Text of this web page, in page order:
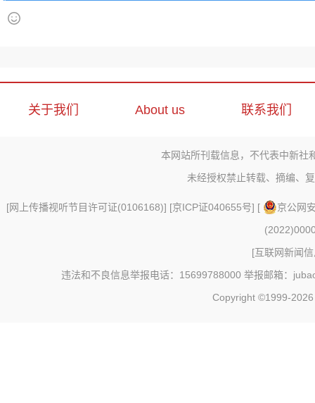
关于我们 About us 联系我们
本网站所刊载信息，不代表中新社
未经授权禁止转载、摘编、
[网上传播视听节目许可证(0106168)] [京ICP证040655号] [
京公网
[互联网新闻
违法和不良信息举报电话：15699788000 举报邮箱：
Copyright ©1999-